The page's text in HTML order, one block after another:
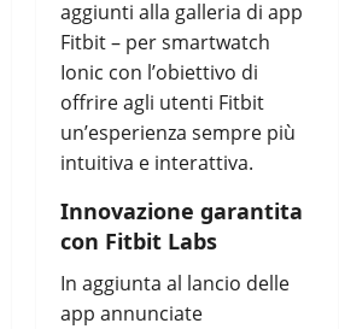
aggiunti alla galleria di app
Fitbit – per smartwatch
Ionic con l’obiettivo di
offrire agli utenti Fitbit
un’esperienza sempre più
intuitiva e interattiva.
Innovazione garantita
con Fitbit Labs
In aggiunta al lancio delle
app annunciate